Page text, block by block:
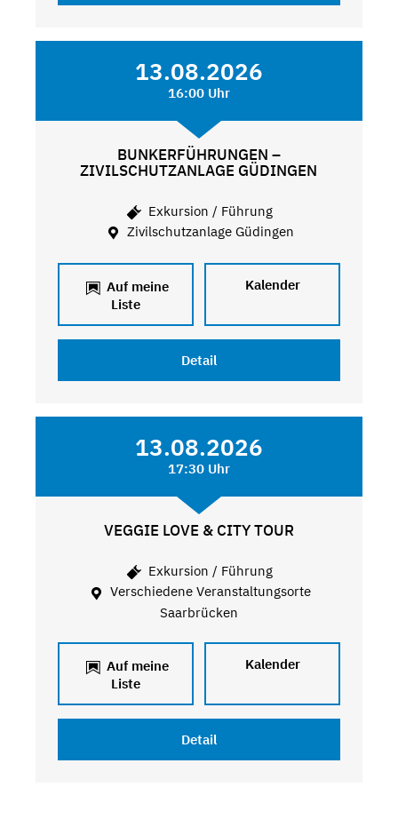
13.08.2026
16:00 Uhr
BUNKERFÜHRUNGEN –
ZIVILSCHUTZANLAGE GÜDINGEN
Exkursion / Führung
Zivilschutzanlage Güdingen
Auf meine
Liste
Kalender
Detail
13.08.2026
17:30 Uhr
VEGGIE LOVE & CITY TOUR
Exkursion / Führung
Verschiedene Veranstaltungsorte
Saarbrücken
Auf meine
Liste
Kalender
Detail